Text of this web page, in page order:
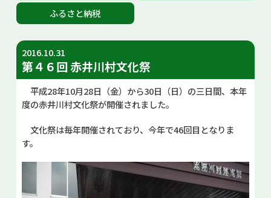
ふるさと納税
2016.10.31
第４６回 赤井川村文化祭
平成28年10月28日（金）から30日（日）の三日間、本年
度の赤井川村文化祭が開催されました。
文化祭は毎年開催されており、今年で46回目となりま
す。